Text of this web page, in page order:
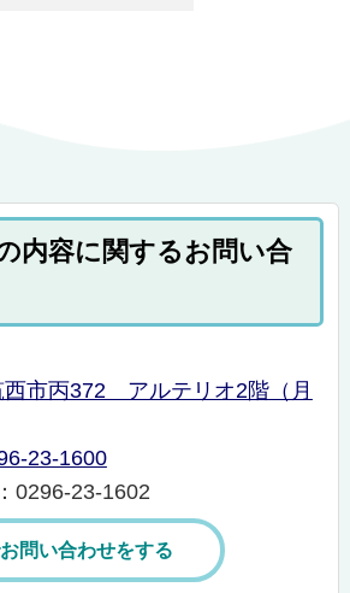
内容に関するお問い合
西市丙372 アルテリオ2階（月
23-1600
0296-23-1602
問い合わせをする